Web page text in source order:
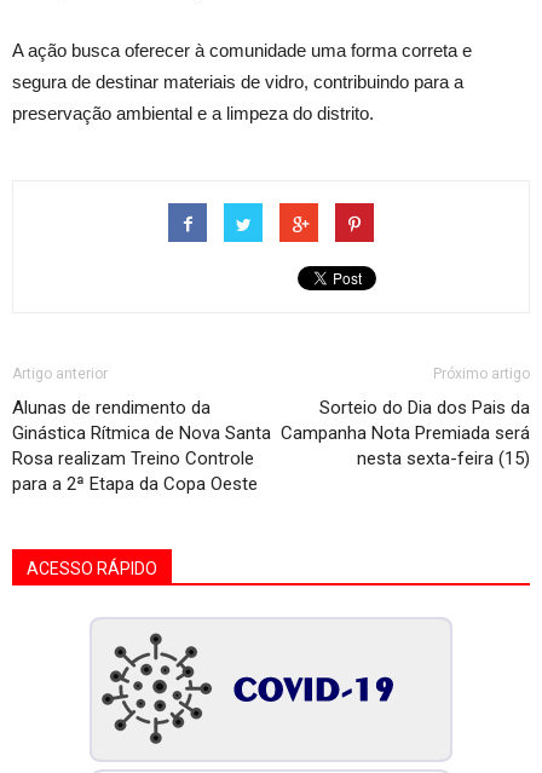
A ação busca oferecer à comunidade uma forma correta e
segura de destinar materiais de vidro, contribuindo para a
preservação ambiental e a limpeza do distrito.
Artigo anterior
Alunas de rendimento da
Ginástica Rítmica de Nova Santa
Rosa realizam Treino Controle
para a 2ª Etapa da Copa Oeste
Próximo artigo
Sorteio do Dia dos Pais da
Campanha Nota Premiada será
nesta sexta-feira (15)
ACESSO RÁPIDO